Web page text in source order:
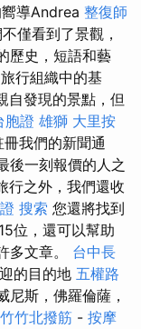
導Andrea 整復師
僅看到了景觀，
歷史，短語和藝
行組織中的基
自發現的景點，但
胞證 雄獅 大里按
我們的新聞通
後一刻報價的人之
行之外，我們還收
搜索 您還將找到
位，還可以幫助
多文章。 台中長
的目的地 五權路
尼斯，佛羅倫薩，
竹北撥筋 - 按摩